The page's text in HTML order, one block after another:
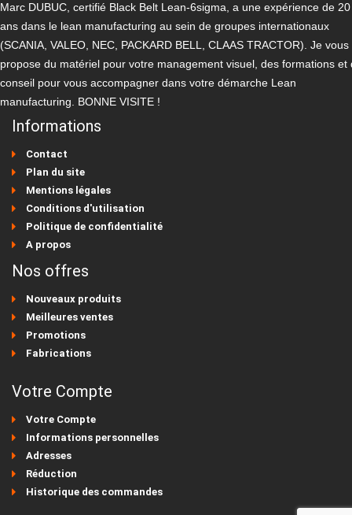
Marc DUBUC, certifié Black Belt Lean-6sigma, a une expérience de 20
ans dans le lean manufacturing au sein de groupes internationaux
(SCANIA, VALEO, NEC, PACKARD BELL, CLAAS TRACTOR). Je vous
propose du matériel pour votre management visuel, des formations et
conseil pour vous accompagner dans votre démarche Lean
manufacturing. BONNE VISITE !
Informations
Contact
Plan du site
Mentions légales
Conditions d'utilisation
Politique de confidentialité
A propos
Nos offres
Nouveaux produits
Meilleures ventes
Promotions
Fabrications
Votre Compte
Votre Compte
Informations personnelles
Adresses
Réduction
Historique des commandes